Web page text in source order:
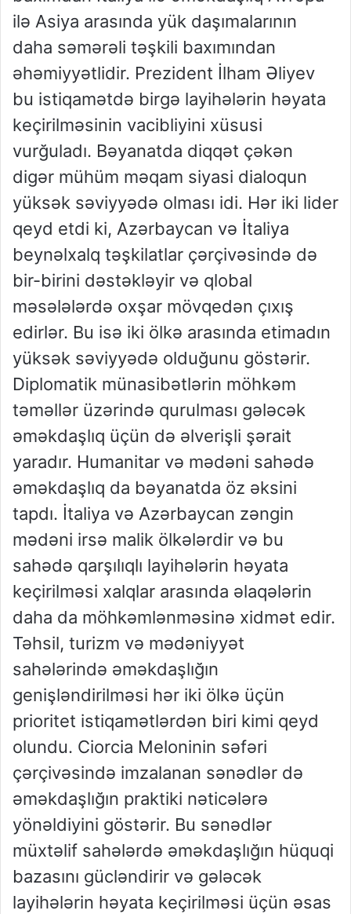
ilə Asiya arasında yük daşımalarının
daha səmərəli təşkili baxımından
əhəmiyyətlidir. Prezident İlham Əliyev
bu istiqamətdə birgə layihələrin həyata
keçirilməsinin vacibliyini xüsusi
vurğuladı. Bəyanatda diqqət çəkən
digər mühüm məqam siyasi dialoqun
yüksək səviyyədə olması idi. Hər iki lider
qeyd etdi ki, Azərbaycan və İtaliya
beynəlxalq təşkilatlar çərçivəsində də
bir-birini dəstəkləyir və qlobal
məsələlərdə oxşar mövqedən çıxış
edirlər. Bu isə iki ölkə arasında etimadın
yüksək səviyyədə olduğunu göstərir.
Diplomatik münasibətlərin möhkəm
təməllər üzərində qurulması gələcək
əməkdaşlıq üçün də əlverişli şərait
yaradır. Humanitar və mədəni sahədə
əməkdaşlıq da bəyanatda öz əksini
tapdı. İtaliya və Azərbaycan zəngin
mədəni irsə malik ölkələrdir və bu
sahədə qarşılıqlı layihələrin həyata
keçirilməsi xalqlar arasında əlaqələrin
daha da möhkəmlənməsinə xidmət edir.
Təhsil, turizm və mədəniyyət
sahələrində əməkdaşlığın
genişləndirilməsi hər iki ölkə üçün
prioritet istiqamətlərdən biri kimi qeyd
olundu. Ciorcia Meloninin səfəri
çərçivəsində imzalanan sənədlər də
əməkdaşlığın praktiki nəticələrə
yönəldiyini göstərir. Bu sənədlər
müxtəlif sahələrdə əməkdaşlığın hüquqi
bazasını gücləndirir və gələcək
layihələrin həyata keçirilməsi üçün əsas